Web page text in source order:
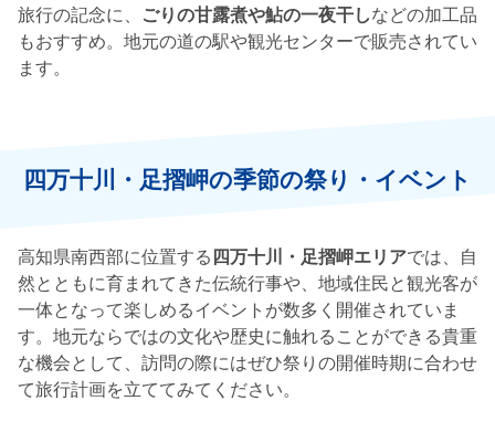
旅行の記念に、 ごりの甘露煮や鮎の一夜干しなどの加工品
もおすすめ。地元の道の駅や観光センターで販売されてい
ます。
四万十川・足摺岬の季節の祭り・イベント
高知県南西部に位置する四万十川・足摺岬エリアでは、自
然とともに育まれてきた伝統行事や、地域住民と観光客が
一体となって楽しめるイベントが数多く開催されていま
す。地元ならではの文化や歴史に触れることができる貴重
な機会として、訪問の際にはぜひ祭りの開催時期に合わせ
て旅行計画を立ててみてください。